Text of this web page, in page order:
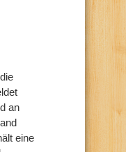
an
eine